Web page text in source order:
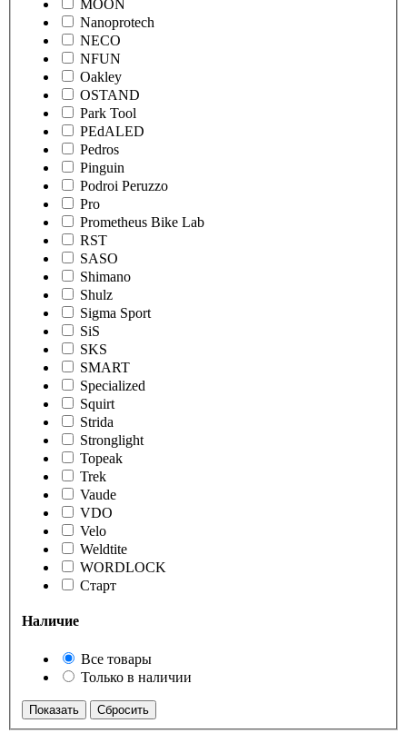
MOON
Nanoprotech
NECO
NFUN
Oakley
OSTAND
Park Tool
PEdALED
Pedros
Pinguin
Podroi Peruzzo
Pro
Prometheus Bike Lab
RST
SASO
Shimano
Shulz
Sigma Sport
SiS
SKS
SMART
Specialized
Squirt
Strida
Stronglight
Topeak
Trek
Vaude
VDO
Velo
Weldtite
WORDLOCK
Старт
Наличие
Все товары
Только в наличии